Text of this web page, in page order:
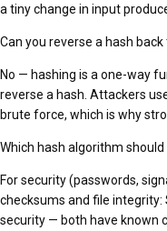
a tiny change in input
Can you reverse a hash
No — hashing is a one-way
reverse a hash. Attackers
brute force, which is why
Which hash algorithm should
For security (passwords,
checksums and file integrity:
security — both have known